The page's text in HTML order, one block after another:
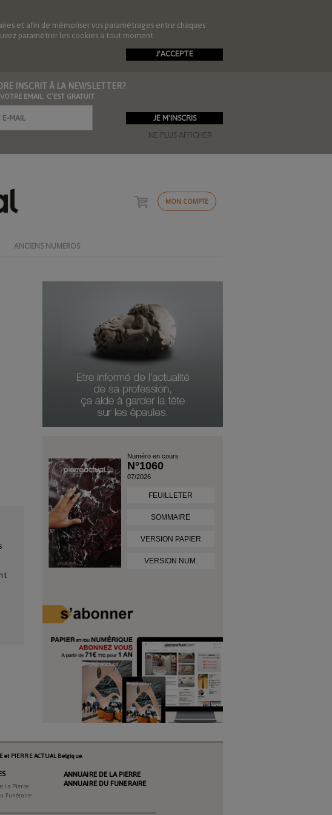
et afin de mémoriser vos paramétrages entre chaques
paramétrer les cookies à tout moment.
J'ACCEPTE
NE PLUS AFFICHER
INSCRIT À LA NEWSLETTER?
EMAIL, C’EST GRATUIT
MON COMPTE
ANCIENS NUMEROS
Numéro en cours
N°1060
07/2026
FEUILLETER
SOMMAIRE
VERSION PAPIER
VERSION NUM.
et PIERRE ACTUAL Belgique.
La Pierre
Funéraire
ANNUAIRE DE LA PIERRE
ANNUAIRE DU FUNERAIRE